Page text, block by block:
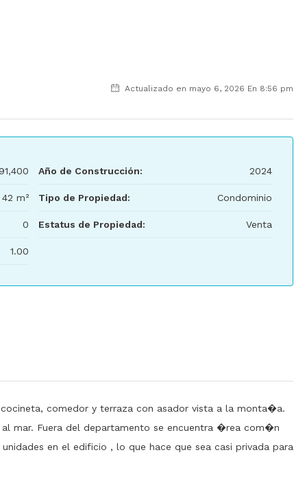
Actualizado en mayo 6, 2026 En 8:56 pm
42 m²
0
1.00
Año de Construcción: 2024
Tipo de Propiedad: Condominio
Estatus de Propiedad: Venta
comedor y terraza con asador vista a la monta�a.
mar. Fuera del departamento se encuentra �rea com�n
en el edificio , lo que hace que sea casi privada para